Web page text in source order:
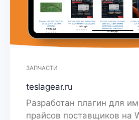
ЗАПЧАСТИ
teslagear.ru
Разработан плагин для
прайсов поставщиков на